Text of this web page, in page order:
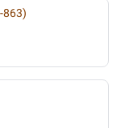
863)